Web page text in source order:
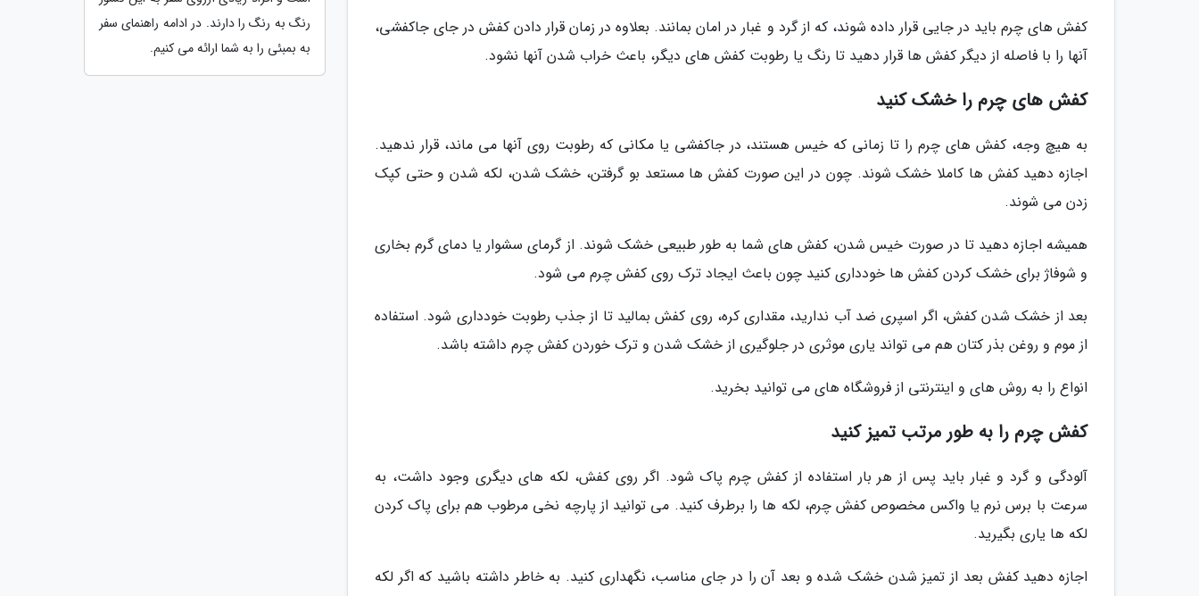
کفش های چرم باید در جایی قرار داده شوند، که از گرد و غبار در امان بمانند. بعلاوه در زمان قرار دادن کفش در جای جاکفشی،
آنها را با فاصله از دیگر کفش ها قرار دهید تا رنگ یا رطوبت کفش های دیگر، باعث خراب شدن آنها نشود.
کفش های چرم را خشک کنید
به هیچ وجه، کفش های چرم را تا زمانی که خیس هستند، در جاکفشی یا مکانی که رطوبت روی آنها می ماند، قرار ندهید.
اجازه دهید کفش ها کاملا خشک شوند. چون در این صورت کفش ها مستعد بو گرفتن، خشک شدن، لکه شدن و حتی کپک
زدن می شوند.
همیشه اجازه دهید تا در صورت خیس شدن، کفش های شما به طور طبیعی خشک شوند. از گرمای سشوار یا دمای گرم بخاری
و شوفاژ برای خشک کردن کفش ها خودداری کنید چون باعث ایجاد ترک روی کفش چرم می شود.
بعد از خشک شدن کفش، اگر اسپری ضد آب ندارید، مقداری کره، روی کفش بمالید تا از جذب رطوبت خودداری شود. استفاده
از موم و روغن بذر کتان هم می تواند یاری موثری در جلوگیری از خشک شدن و ترک خوردن کفش چرم داشته باشد.
انواع را به روش های و اینترنتی از فروشگاه های می توانید بخرید.
کفش چرم را به طور مرتب تمیز کنید
آلودگی و گرد و غبار باید پس از هر بار استفاده از کفش چرم پاک شود. اگر روی کفش، لکه های دیگری وجود داشت، به
سرعت با برس نرم یا واکس مخصوص کفش چرم، لکه ها را برطرف کنید. می توانید از پارچه نخی مرطوب هم برای پاک کردن
لکه ها یاری بگیرید.
اجازه دهید کفش بعد از تمیز شدن خشک شده و بعد آن را در جای مناسب، نگهداری کنید. به خاطر داشته باشید که اگر لکه
رنگ به رنگ را دارند. در ادامه راهنمای سفر
به بمبئی را به شما ارائه می کنیم.